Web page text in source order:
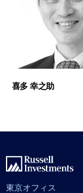
喜多 幸之助
東京オフィス